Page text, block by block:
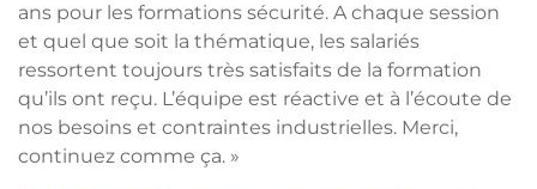
ans pour les formations sécurité. A chaque session
et quel que soit la thématique, les salariés
ressortent toujours très satisfaits de la formation
qu’ils ont reçu. L’équipe est réactive et à l’écoute de
nos besoins et contraintes industrielles. Merci,
continuez comme ça. »